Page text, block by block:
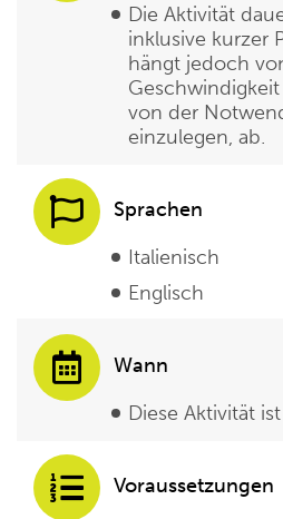
Die Aktivität
inklusive kurzer
hängt jedoch
von der
einzulegen, ab.
Sprachen
Italienisch
Englisch
Wann
Diese Aktivität
Voraussetzungen